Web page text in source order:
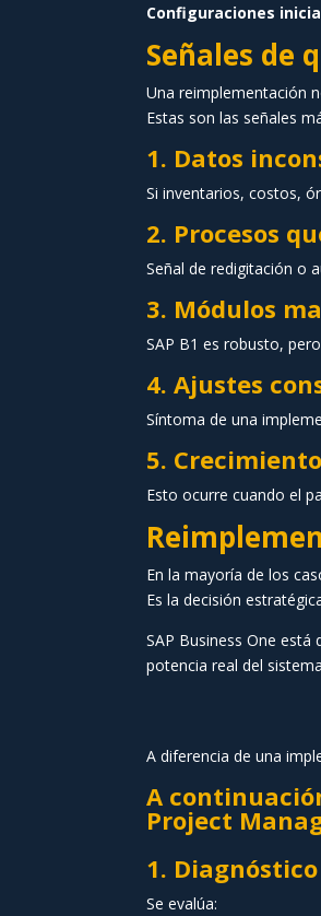
Configuraciones
Señales de
Una reimplementación
Estas son las señales
1. Datos
Si inventarios, costos,
2. Procesos
Señal de redigitación o
3. Módulos
SAP B1 es robusto,
4. Ajustes
Síntoma de una
5.
Esto ocurre cuando el
En la mayoría de los
Es la decisión
SAP Business One
potencia real del
A diferencia de una
A
Project
1.
Se evalúa: